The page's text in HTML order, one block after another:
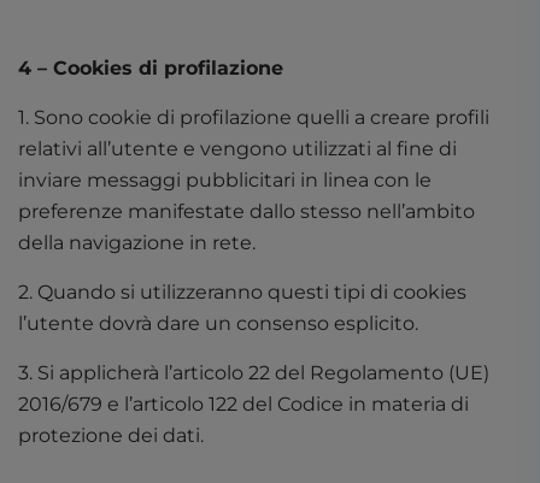
4 – Cookies di profilazione
1. Sono cookie di profilazione quelli a creare profili
relativi all’utente e vengono utilizzati al fine di
inviare messaggi pubblicitari in linea con le
preferenze manifestate dallo stesso nell’ambito
della navigazione in rete.
2. Quando si utilizzeranno questi tipi di cookies
l’utente dovrà dare un consenso esplicito.
3. Si applicherà l’articolo 22 del Regolamento (UE)
2016/679 e l’articolo 122 del Codice in materia di
protezione dei dati.